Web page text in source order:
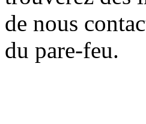
de nous
du pare-feu.